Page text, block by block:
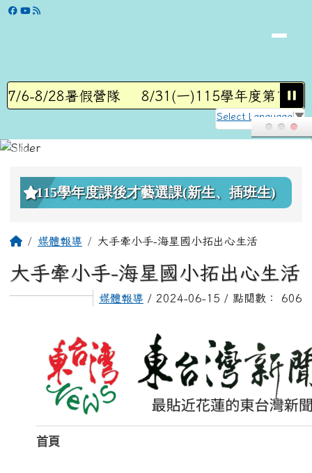
跳至主內容區
學校網站
7/6-8/28暑假營隊 8/31(一)115學年度第1學期
Select Language ▼
上中區域內容
115學年度課後才藝選課(新生、插班生)
主內容區域
回首頁媒體報導 大手牽小手-海星國小拓出心生活
大手牽小手-海星國小拓出心生活
媒體報導 / 2024-06-15 / 點閱數： 606